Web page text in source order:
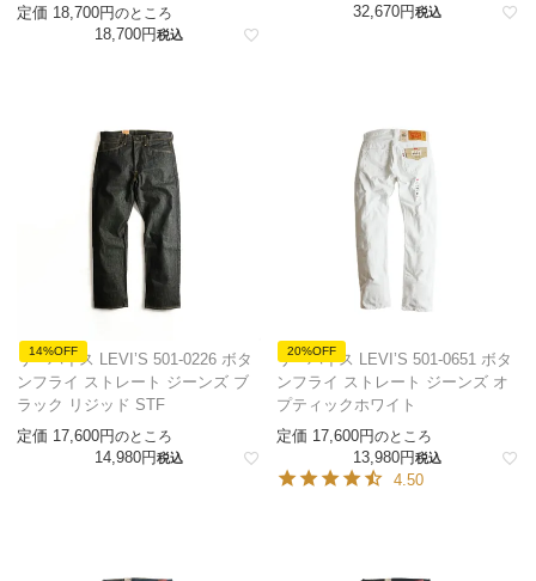
定価 18,700 のところ
18,700 税込
32,670 税込
14%OFF
リーバイス LEVI’S 501-0226 ボタ
ンフライ ストレート ジーンズ ブ
ラック リジッド STF
定価 17,600 のところ
14,980 税込
20%OFF
リーバイス LEVI’S 501-0651 ボタ
ンフライ ストレート ジーンズ オ
プティックホワイト
定価 17,600 のところ
13,980 税込
4.50